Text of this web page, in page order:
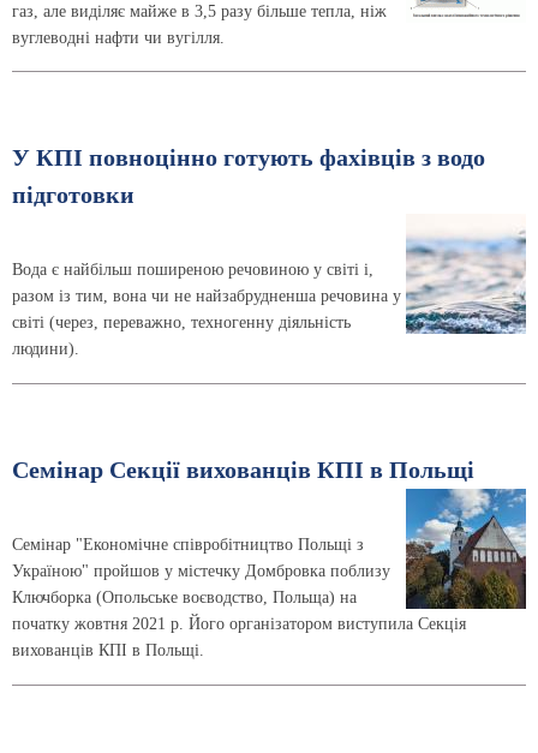
газ, але виділяє майже в 3,5 разу більше тепла, ніж
вуглеводні нафти чи вугілля.
У КПІ повноцінно готують фахівців з водо
підготовки
Вода є найбільш поширеною речовиною у світі і,
разом із тим, вона чи не найзабрудненша речовина у
світі (через, переважно, техногенну діяльність
людини).
Семінар Секції вихованців КПІ в Польщі
Семінар "Економічне співробітництво Польщі з
Україною" пройшов у містечку Домбровка поблизу
Ключборка (Опольське воєводство, Польща) на
початку жовтня 2021 р. Його організатором виступила Секція
вихованців КПІ в Польщі.